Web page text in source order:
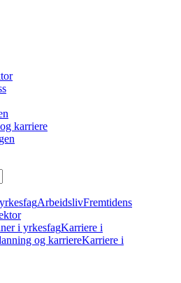
karriere
ArbeidslivFremtidens
i yrkesfagKarriere i
og karriereKarriere i